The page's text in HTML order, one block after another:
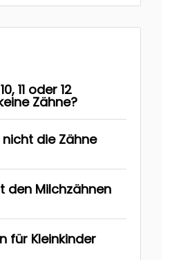
11 oder 12
Zähne?
nicht die Zähne
den Milchzähnen
für Kleinkinder